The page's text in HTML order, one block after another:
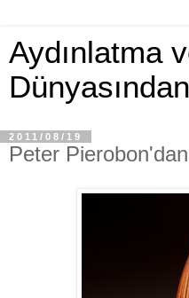
Aydınlatma
2011/08/19
Peter